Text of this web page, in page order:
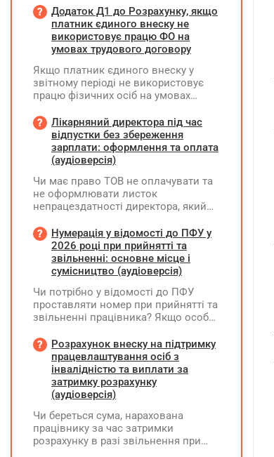
Додаток Д1 до Розрахунку, якщо
платник єдиного внеску не
використовує працю ФО на
умовах трудового договору
Якщо платник єдиного внеску у
звітному періоді не використовує
працю фізичних осіб на умовах
на інших умовах, передбачених
законодавством, Додаток Д1/
Додаток ФІЗ-Д1 за відповідний
період не подається
Лікарняний директора під час
відпустки без збереження
зарплати: оформлення та оплата
(аудіоверсія)
Чи має право ТОВ не оплачувати та
не оформлювати листок
непрацездатності директора, який
збереження заробітної плати під час
призупинення діяльності
підприємства?
Нумерація у відомості до ПФУ у
2026 році при прийнятті та
звільненні: основне місце і
сумісництво (аудіоверсія)
Чи потрібно у відомості до ПФУ
проставляти номер при прийнятті та
звільненні працівника? Якщо особа
місцем роботи та за сумісництвом,
чи рахується це як два роботодавці?
Розрахунок внеску на підтримку
працевлаштування осіб з
інвалідністю та виплати за
затримку розрахунку
(аудіоверсія)
Чи береться сума, нарахована
працівнику за час затримки
розрахунку в разі звільнення при